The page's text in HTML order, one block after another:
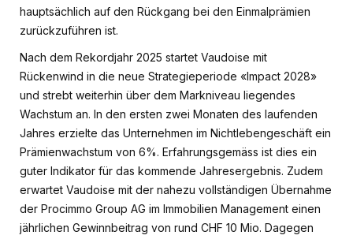
hauptsächlich auf den Rückgang bei den Einmalprämien
zurückzuführen ist.
Nach dem Rekordjahr 2025 startet Vaudoise mit
Rückenwind in die neue Strategieperiode «Impact 2028»
und strebt weiterhin über dem Markniveau liegendes
Wachstum an. In den ersten zwei Monaten des laufenden
Jahres erzielte das Unternehmen im Nichtlebengeschäft ein
Prämienwachstum von 6%. Erfahrungsgemäss ist dies ein
guter Indikator für das kommende Jahresergebnis. Zudem
erwartet Vaudoise mit der nahezu vollständigen Übernahme
der Procimmo Group AG im Immobilien Management einen
jährlichen Gewinnbeitrag von rund CHF 10 Mio. Dagegen